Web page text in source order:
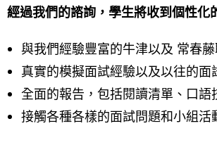
經過我們的諮詢，學生將收到個性化
與我們經驗豐富的牛津以及 常春
真實的模擬面試經驗以及以往的面
全面的報告，包括閱讀清單、口語
接觸各種各樣的面試問題和小組活